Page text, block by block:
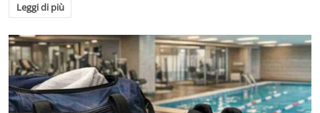
Leggi di più